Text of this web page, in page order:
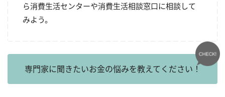
ら消費生活センターや消費生活相談窓口に相談して
みよう。
専門家に聞きたいお金の悩みを教えてください！